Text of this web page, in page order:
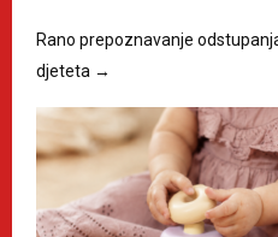
Rano prepoznavanje
djeteta →